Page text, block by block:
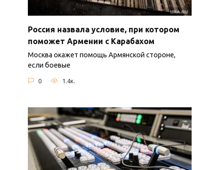
Россия назвала условие, при котором
поможет Армении с Карабахом
Москва окажет помощь Армянской стороне,
если боевые
0 1.4к.